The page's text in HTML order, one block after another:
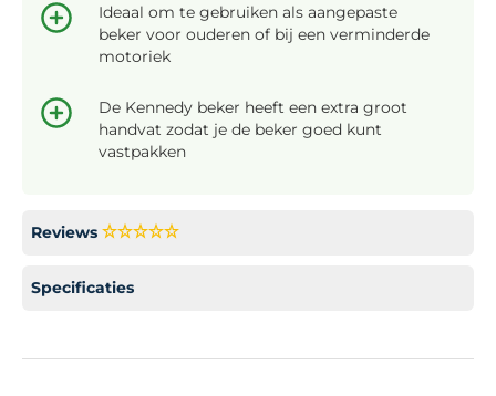
Ideaal om te gebruiken als aangepaste
beker voor ouderen of bij een verminderde
motoriek
De Kennedy beker heeft een extra groot
handvat zodat je de beker goed kunt
vastpakken
Reviews
Specificaties